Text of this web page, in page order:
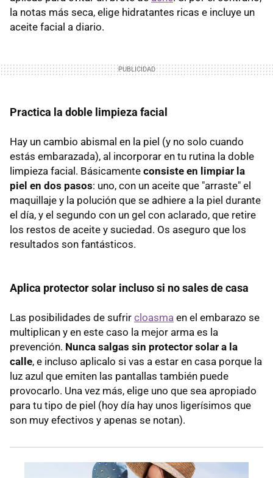
la notas más seca, elige hidratantes ricas e incluye un
aceite facial a diario.
Practica la doble limpieza facial
Hay un cambio abismal en la piel (y no solo cuando
estás embarazada), al incorporar en tu rutina la doble
limpieza facial. Básicamente consiste en limpiar la
piel en dos pasos: uno, con un aceite que "arraste" el
maquillaje y la polución que se adhiere a la piel durante
el día, y el segundo con un gel con aclarado, que retire
los restos de aceite y suciedad. Os aseguro que los
resultados son fantásticos.
Aplica protector solar incluso si no sales de casa
Las posibilidades de sufrir cloasma en el embarazo se
multiplican y en este caso la mejor arma es la
prevención. Nunca salgas sin protector solar a la
calle, e incluso aplicalo si vas a estar en casa porque la
luz azul que emiten las pantallas también puede
provocarlo. Una vez más, elige uno que sea apropiado
para tu tipo de piel (hoy día hay unos ligerísimos que
son muy efectivos y apenas se notan).